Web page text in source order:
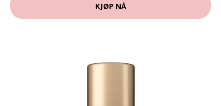
KJØP NÅ